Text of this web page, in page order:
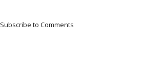
Subscribe to Comments